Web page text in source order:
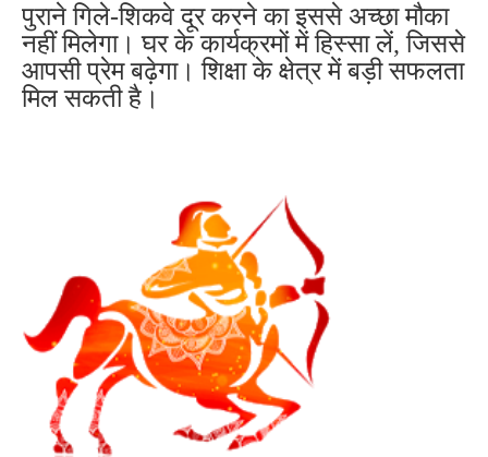
पुराने गिले-शिकवे दूर करने का इससे अच्छा मौका
नहीं मिलेगा। घर के कार्यक्रमों में हिस्सा लें, जिससे
आपसी प्रेम बढ़ेगा। शिक्षा के क्षेत्र में बड़ी सफलता
मिल सकती है।